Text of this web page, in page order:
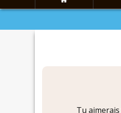
Tu aimerais